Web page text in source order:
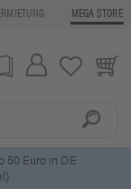
MEGA STORE
Anmeldung